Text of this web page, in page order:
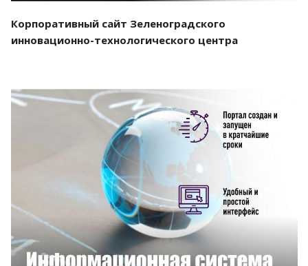
Корпоративный сайт Зеленоградского
инновационно-технологического центра
Смотреть проект